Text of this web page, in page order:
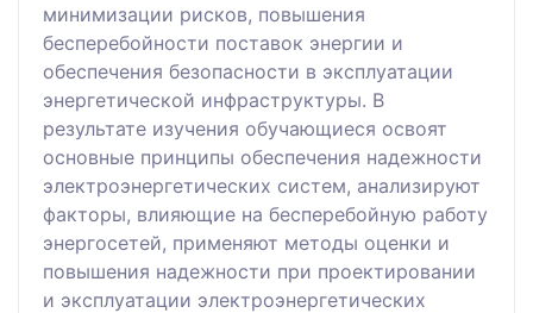
минимизации рисков, повышения
бесперебойности поставок энергии и
обеспечения безопасности в эксплуатации
энергетической инфраструктуры. В
результате изучения обучающиеся освоят
основные принципы обеспечения надежности
электроэнергетических систем, анализируют
факторы, влияющие на бесперебойную работу
энергосетей, применяют методы оценки и
повышения надежности при проектировании
и эксплуатации электроэнергетических